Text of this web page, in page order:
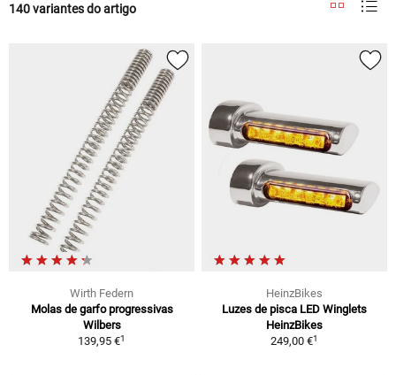
140 variantes do artigo
Wirth Federn
Molas de garfo progressivas
Wilbers
139,95 €1
HeinzBikes
Luzes de pisca LED Winglets
HeinzBikes
249,00 €1